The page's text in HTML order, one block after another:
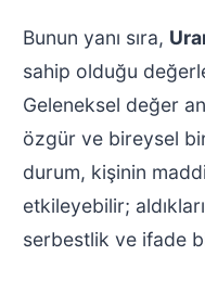
Bunun yanı sıra,
sahip olduğu
Geleneksel değer
özgür ve bireysel bir
durum, kişinin
etkileyebilir;
serbestlik ve ifade